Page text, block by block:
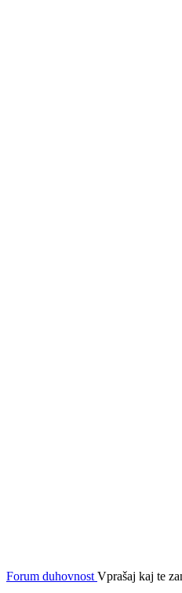
Forum duhovnost Vprašaj kaj te